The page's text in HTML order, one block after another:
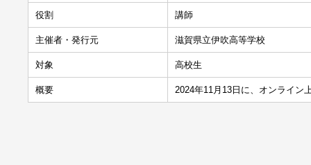
役割 講師
主催者・発行元 滋賀県立伊吹高等学校
対象 高校生
概要 2024年11月13日に、オンライン